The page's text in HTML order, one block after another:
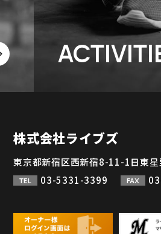
株式会社ライブズ
東京都新宿区西新宿8-11-1日東星
TEL 03-5331-3399 FAX